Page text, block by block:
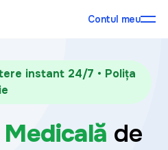
Contul meu
instant 24/7 • Polița
de